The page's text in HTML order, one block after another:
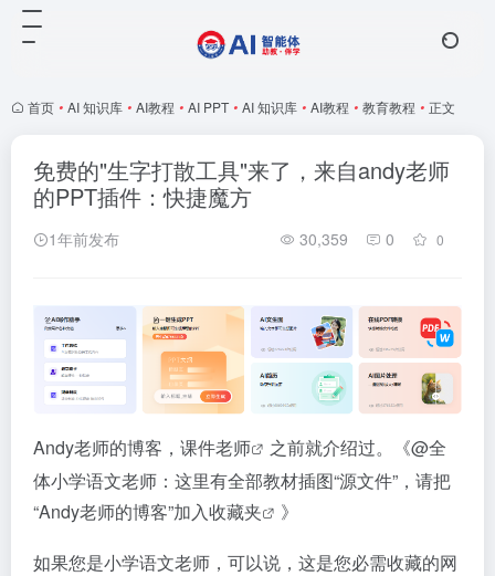
首页 • AI 知识库 • AI教程 • AI PPT • AI 知识库 • AI教程 • 教育教程 • 正文
免费的"生字打散工具"来了，来自andy老师
的PPT插件：快捷魔方
1年前发布 30,359 0 0
Andy老师的博客， 课件老师 之前就介绍过。《@全
体小学语文老师：这里有全部教材插图“源文件”，请把
“Andy老师的博客”加入收藏夹
》
如果您是小学语文老师，可以说，这是您必需收藏的网